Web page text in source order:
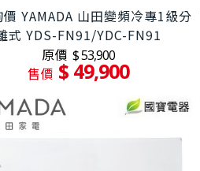
YAMADA 山田變頻冷專1級分
式 YDS-FN91/YDC-FN91
原價 $ 53,900
售價 $ 49,900